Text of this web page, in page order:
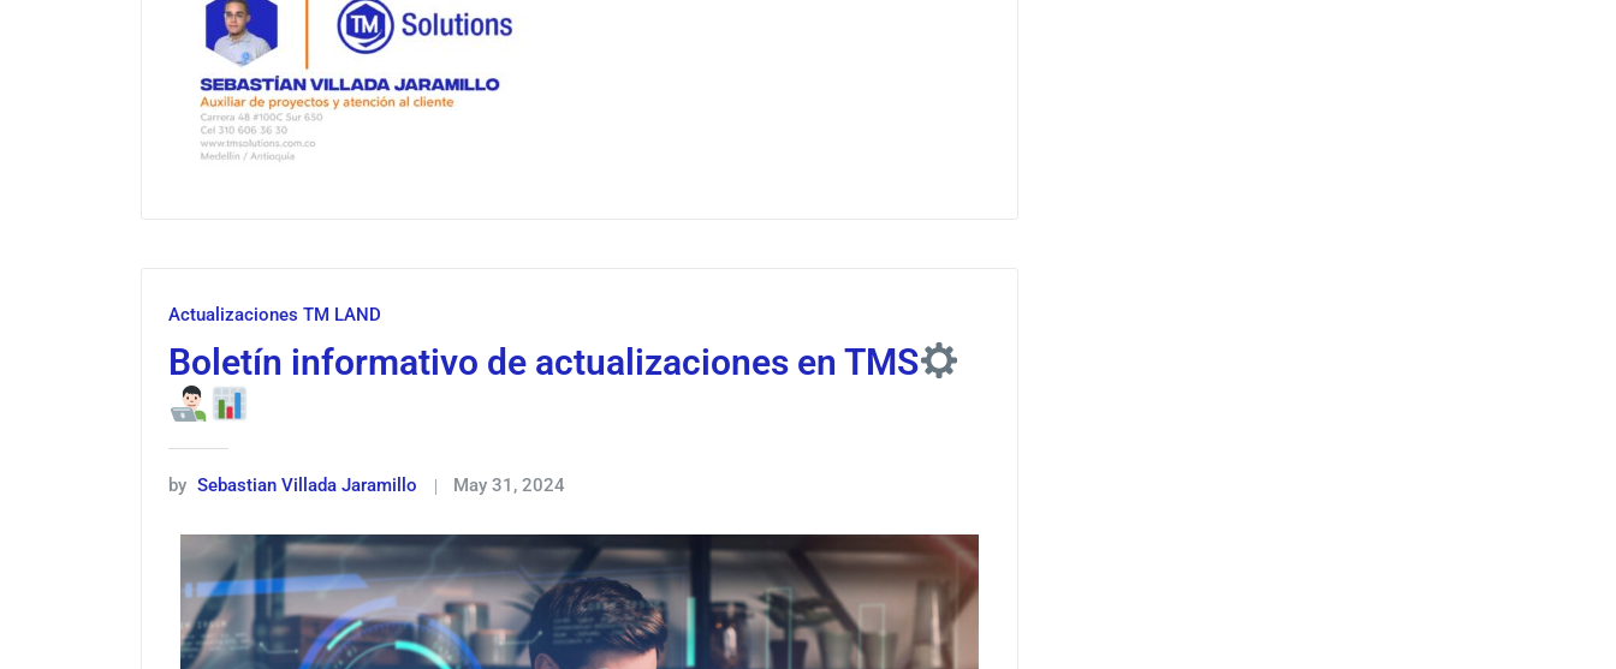
Actualizaciones TM LAND
Boletín informativo de actualizaciones en TMS
by Sebastian Villada Jaramillo May 31, 2024